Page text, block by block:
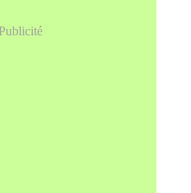
Publicité